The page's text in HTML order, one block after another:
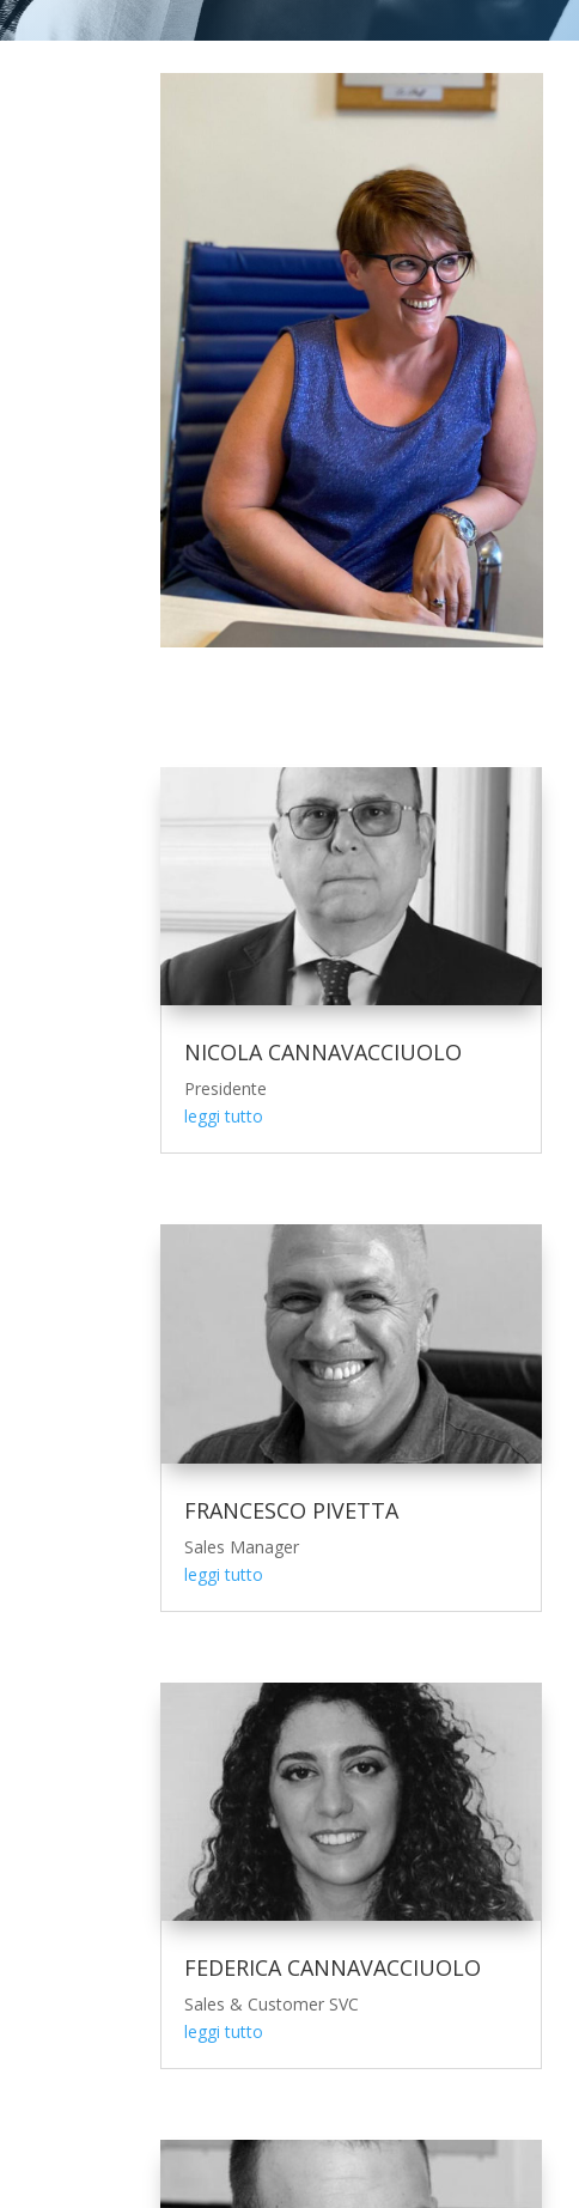
NICOLA CANNAVACCIUOLO
Presidente
leggi tutto
FRANCESCO PIVETTA
Sales Manager
leggi tutto
FEDERICA CANNAVACCIUOLO
Sales & Customer SVC
leggi tutto